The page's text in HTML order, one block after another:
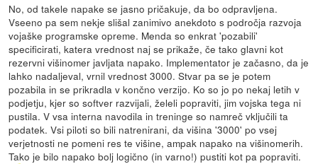
No, od takele napake se jasno pričakuje, da bo odpravljena.
Vseeno pa sem nekje slišal zanimivo anekdoto s področja razvoja
vojaške programske opreme. Menda so enkrat 'pozabili'
specificirati, katera vrednost naj se prikaže, če tako glavni kot
rezervni višinomer javljata napako. Implementator je začasno, da je
lahko nadaljeval, vrnil vrednost 3000. Stvar pa se je potem
pozabila in se prikradla v končno verzijo. Ko so jo po nekaj letih v
podjetju, kjer so softver razvijali, želeli popraviti, jim vojska tega ni
pustila. V vsa interna navodila in treninge so namreč vključili ta
podatek. Vsi piloti so bili natrenirani, da višina '3000' po vsej
verjetnosti ne pomeni res te višine, ampak napako na višinomerih.
Tako je bilo napako bolj logično (in varno!) pustiti kot pa popraviti.